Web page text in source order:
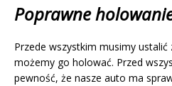
Poprawne
Przede wszystkim musimy
możemy go holować. Przed
pewność, że nasze auto ma